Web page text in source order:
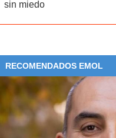
sin miedo
RECOMENDADOS EMOL